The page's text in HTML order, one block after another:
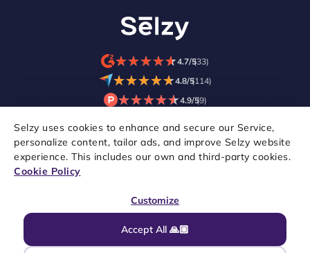
Selzy uses cookies to enhance and secure our Service,
personalize content, tailor ads, and improve Selzy website
experience. This includes our own and third-party cookies.
Cookie Policy
Accept All 🙏🏼
Customize
★★★★★
★★★★★4.7/5(33)
★★★★★
★★★★★4.8/5(114)
★★★★★
★★★★★4.9/5(9)
Copyright © 2021–2026 Selzy. Todos os direitos reservados.